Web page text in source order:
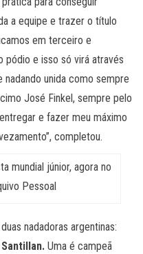
a equipe e trazer o título
em terceiro e
pódio e isso só virá através
unida como sempre
José Finkel, sempre pelo
e fazer meu máximo
completou.
mundial júnior, agora no
Pessoal
nadadoras argentinas:
Uma é campeã